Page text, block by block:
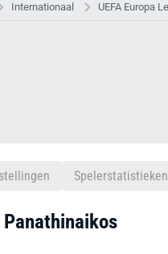
Internationaal UEFA Europa
Spelerstatistieken